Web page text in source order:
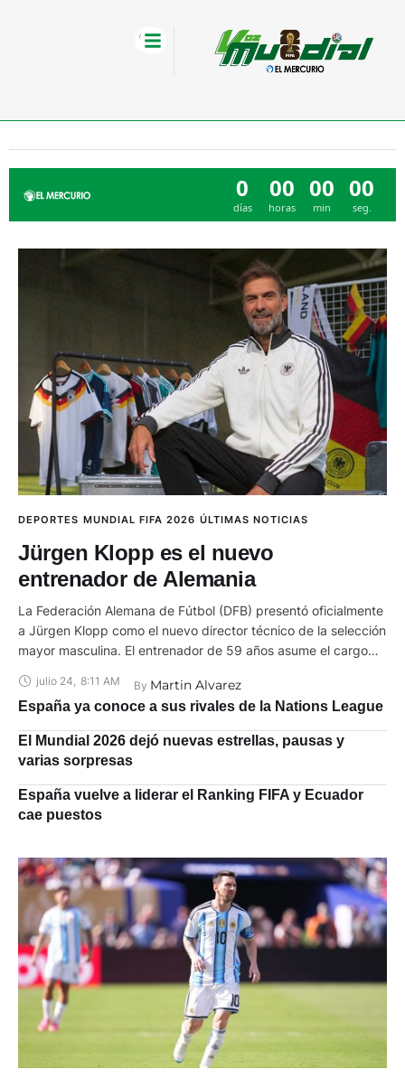
0
días
00
horas
00
min
00
seg.
DEPORTES MUNDIAL FIFA 2026 ÚLTIMAS NOTICIAS
Jürgen Klopp es el nuevo
entrenador de Alemania
La Federación Alemana de Fútbol (DFB) presentó oficialmente
a Jürgen Klopp como el nuevo director técnico de la selección
mayor masculina. El entrenador de 59 años asume el cargo
2030, en reemplazo de Julian Nagelsmann. Klopp, de extensa
trayectoria en clubes como Maguncia, Borussia Dortmund y
Liverpool, llega a la selección alemana tras desvincularse de
su función como director global de fútbol en el grupo Red Bull.
Por ello, su llegada se produce con el objetivo de
reestructurar el proyecto deportivo del equipo nacional. Esto
ocurre tras los recientes resultados internacionales. Durante la
el banquillo de su país. Al mismo tiempo, fijó las bases de su
compromiso de trabajo. "Es un gran honor estar sentado aquí
hoy. Ya tenía una idea de lo importante que es el cargo de
seleccionador, pero cuando tu nombre se vincula a él, sientes
aún más su magnitud y la responsabilidad que conlleva»,
afirmó el técnico. Por otro lado, Klopp hizo un llamado a la
colaboración de la prensa y de la afición para acompañar el
proceso de renovación del equipo. Además, subrayó que su
labor estará enfocada plenamente en el rendimiento deportivo
y en la reconstrucción del nivel competitivo de Alemania". El
primer partido oficial de Jürgen Klopp como seleccionador de
julio 24 8:11 AM By Martin Alvarez
España ya conoce a sus rivales de la Nations League
El Mundial 2026 dejó nuevas estrellas, pausas y
varias sorpresas
España vuelve a liderar el Ranking FIFA y Ecuador
cae puestos